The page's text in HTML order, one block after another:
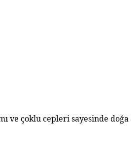
ve çoklu cepleri sayesinde doğa